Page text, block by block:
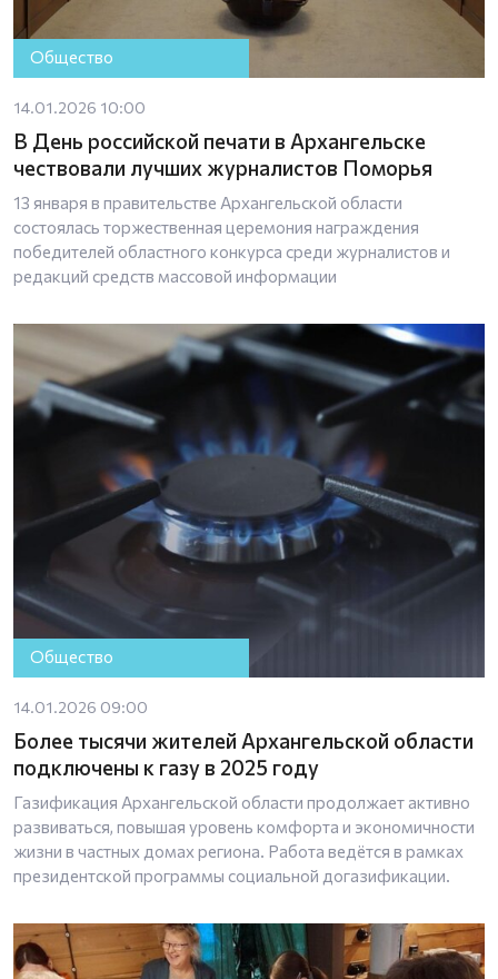
Общество
14.01.2026 10:00
В День российской печати в Архангельске
чествовали лучших журналистов Поморья
13 января в правительстве Архангельской области
состоялась торжественная церемония награждения
победителей областного конкурса среди журналистов и
редакций средств массовой информации
Общество
14.01.2026 09:00
Более тысячи жителей Архангельской области
подключены к газу в 2025 году
Газификация Архангельской области продолжает активно
развиваться, повышая уровень комфорта и экономичности
жизни в частных домах региона. Работа ведётся в рамках
президентской программы социальной догазификации.